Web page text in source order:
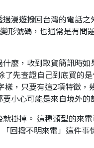
漫遊撥回台灣的電話
號碼，也通常是有問
麼，收到取貨簡訊時
先查證自己到底買的
，只要有這2項特徵，
小心可能是來自境外的
掛掉。 這種類型的來
回撥不明來電」這件